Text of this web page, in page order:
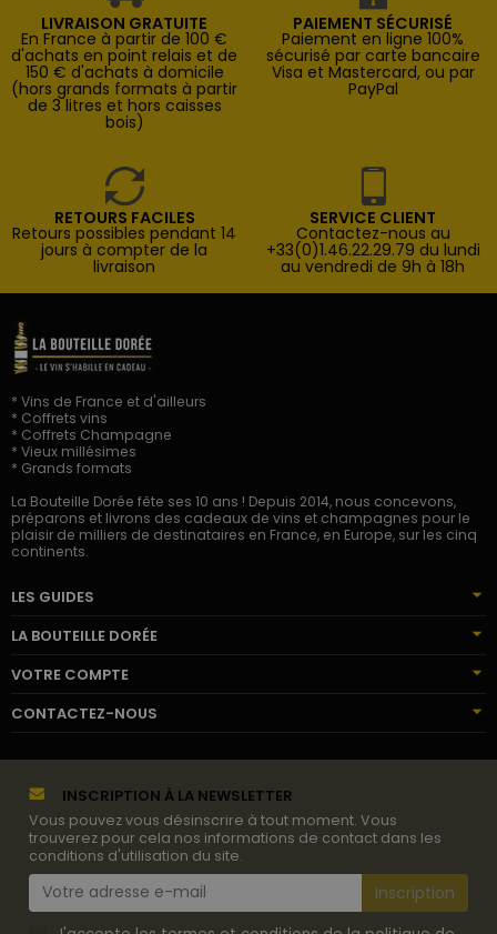
LIVRAISON GRATUITE
En France à partir de 100 €
d'achats en point relais et de
150 € d'achats à domicile
(hors grands formats à partir
de 3 litres et hors caisses
bois)
PAIEMENT SÉCURISÉ
Paiement en ligne 100%
sécurisé par carte bancaire
Visa et Mastercard, ou par
PayPal
RETOURS FACILES
Retours possibles pendant 14
jours à compter de la
livraison
SERVICE CLIENT
Contactez-nous au
+33(0)1.46.22.29.79 du lundi
au vendredi de 9h à 18h
* Vins de France et d'ailleurs
* Coffrets vins
* Coffrets Champagne
* Vieux millésimes
* Grands formats
La Bouteille Dorée fête ses 10 ans ! Depuis 2014, nous concevons,
préparons et livrons des cadeaux de vins et champagnes pour le
plaisir de milliers de destinataires en France, en Europe, sur les cinq
continents.
LES GUIDES
LA BOUTEILLE DORÉE
VOTRE COMPTE
CONTACTEZ-NOUS
INSCRIPTION À LA NEWSLETTER
Vous pouvez vous désinscrire à tout moment. Vous
trouverez pour cela nos informations de contact dans les
conditions d'utilisation du site.